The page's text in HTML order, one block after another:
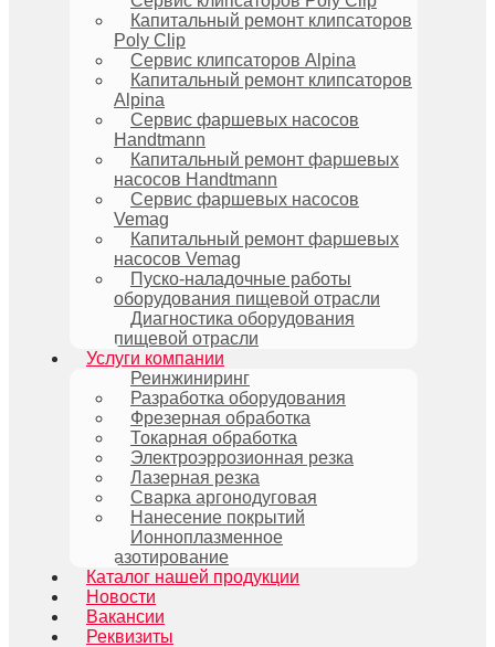
Капитальный ремонт клипсаторов
Poly Clip
Сервис клипсаторов Alpina
Капитальный ремонт клипсаторов
Alpina
Сервис фаршевых насосов
Handtmann
Капитальный ремонт фаршевых
насосов Handtmann
Сервис фаршевых насосов
Vemag
Капитальный ремонт фаршевых
насосов Vemag
Пуско-наладочные работы
оборудования пищевой отрасли
Диагностика оборудования
пищевой отрасли
Услуги компании
Реинжиниринг
Разработка оборудования
Фрезерная обработка
Токарная обработка
Электроэррозионная резка
Лазерная резка
Сварка аргонодуговая
Нанесение покрытий
Ионноплазменное
азотирование
Каталог нашей продукции
Новости
Вакансии
Реквизиты